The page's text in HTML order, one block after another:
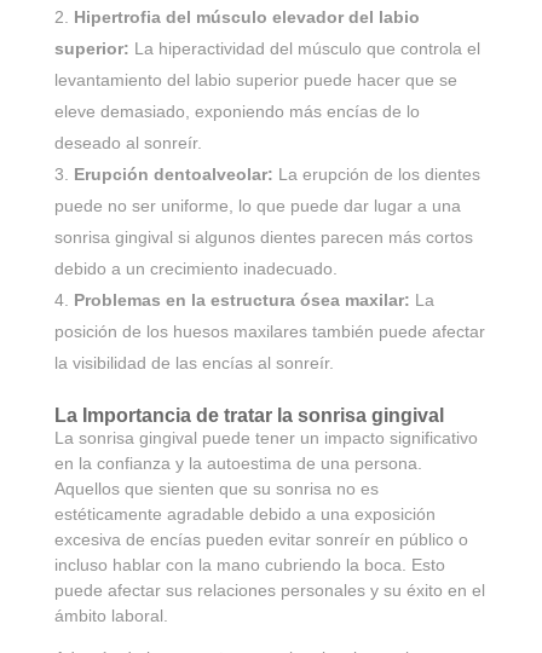
Hipertrofia del músculo elevador del labio
superior: La hiperactividad del músculo que controla el
levantamiento del labio superior puede hacer que se
eleve demasiado, exponiendo más encías de lo
deseado al sonreír.
Erupción dentoalveolar: La erupción de los dientes
puede no ser uniforme, lo que puede dar lugar a una
sonrisa gingival si algunos dientes parecen más cortos
debido a un crecimiento inadecuado.
Problemas en la estructura ósea maxilar: La
posición de los huesos maxilares también puede afectar
la visibilidad de las encías al sonreír.
La Importancia de tratar la sonrisa gingival
La sonrisa gingival puede tener un impacto significativo
en la confianza y la autoestima de una persona.
Aquellos que sienten que su sonrisa no es
estéticamente agradable debido a una exposición
excesiva de encías pueden evitar sonreír en público o
incluso hablar con la mano cubriendo la boca. Esto
puede afectar sus relaciones personales y su éxito en el
ámbito laboral.